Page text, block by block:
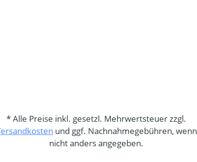
* Alle Preise inkl. gesetzl. Mehrwertsteuer zzgl.
und ggf. Nachnahmegebühren, wenn
nicht anders angegeben.